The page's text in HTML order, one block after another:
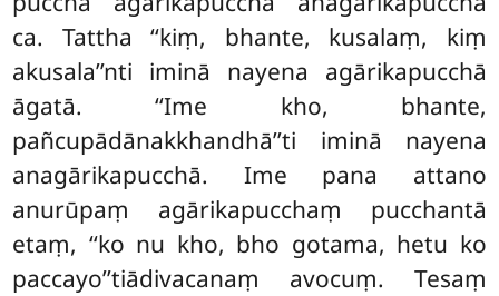
ca. Tattha ‘‘kiṃ, bhante, kusalaṃ, kiṃ
akusala’’nti iminā nayena agārikapucchā
āgatā. ‘‘Ime kho, bhante,
pañcupādānakkhandhā’’ti iminā nayena
anagārikapucchā. Ime pana attano
anurūpaṃ agārikapucchaṃ pucchantā
etaṃ, ‘‘ko nu kho, bho gotama, hetu ko
paccayo’’tiādivacanaṃ avocuṃ. Tesaṃ